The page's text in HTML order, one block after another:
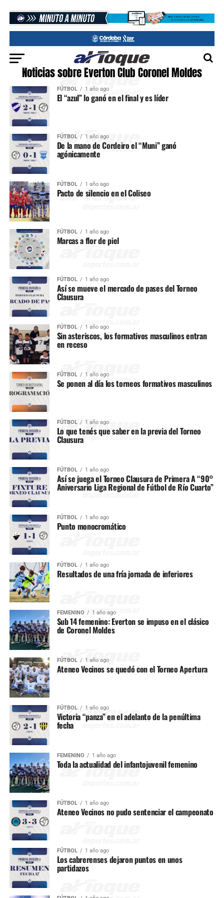
Noticias sobre Everton Club Coronel Moldes
FÚTBOL 1 año ago
El “azul” lo ganó en el final y es líder
FÚTBOL 1 año ago
De la mano de Cordeiro el “Muni” ganó
agónicamente
FÚTBOL 1 año ago
Pacto de silencio en el Coliseo
FÚTBOL 1 año ago
Marcas a flor de piel
FÚTBOL 1 año ago
Así se mueve el mercado de pases del Torneo
Clausura
FÚTBOL 1 año ago
Sin asteriscos, los formativos masculinos entran
en receso
FÚTBOL 1 año ago
Se ponen al día los torneos formativos masculinos
FÚTBOL 1 año ago
Lo que tenés que saber en la previa del Torneo
Clausura
FÚTBOL 1 año ago
Así se juega el Torneo Clausura de Primera A “90°
Aniversario Liga Regional de Fútbol de Río Cuarto”
FÚTBOL 1 año ago
Punto monocromático
FÚTBOL 1 año ago
Resultados de una fría jornada de inferiores
FEMENINO 1 año ago
Sub 14 femenino: Everton se impuso en el clásico
de Coronel Moldes
FÚTBOL 1 año ago
Ateneo Vecinos se quedó con el Torneo Apertura
FÚTBOL 1 año ago
Victoria “panza” en el adelanto de la penúltima
fecha
FEMENINO 1 año ago
Toda la actualidad del infantojuvenil femenino
FÚTBOL 1 año ago
Ateneo Vecinos no pudo sentenciar el campeonato
FÚTBOL 1 año ago
Los cabrerenses dejaron puntos en unos
partidazos